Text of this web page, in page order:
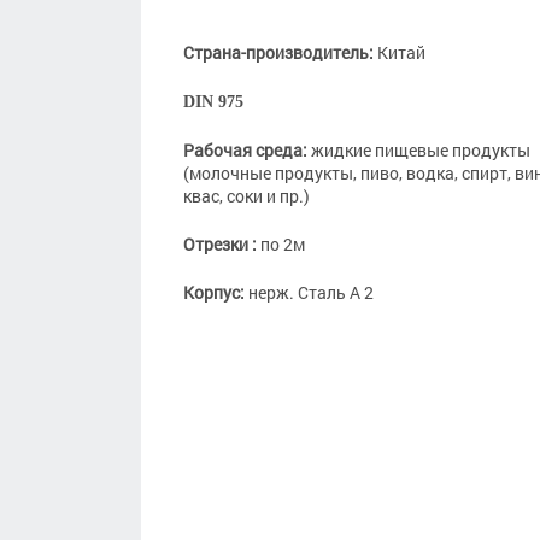
Страна-производитель: Китай
DIN 975
Рабочая среда: жидкие пищевые продукты
(молочные продукты, пиво, водка, спирт,
квас, соки и пр.)
Отрезки : по 2м
Корпус: нерж. Сталь А 2